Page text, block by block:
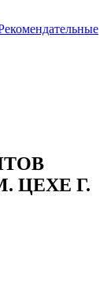
ЦЕХЕ Г.